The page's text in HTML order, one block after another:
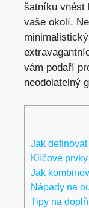
šatníku vnést
vaše okolí.
vám podaří
neodolatelný
Jak
Klíčové
Jak
Nápady na
Tipy na